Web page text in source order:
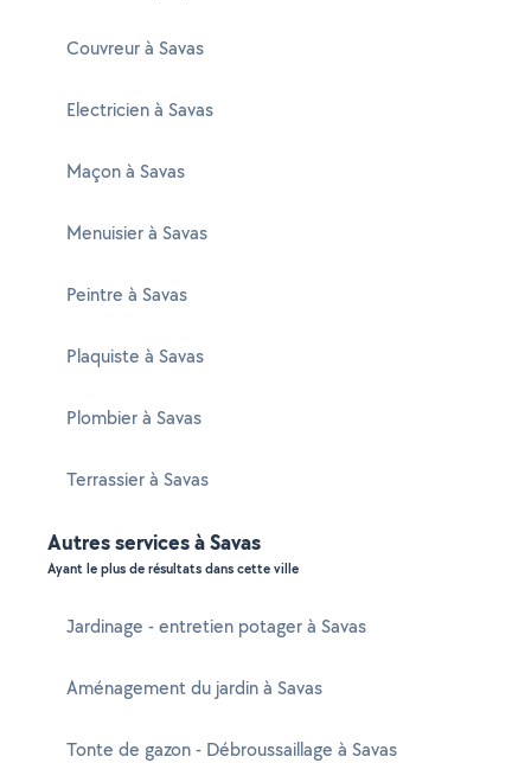
Couvreur à Savas
Electricien à Savas
Maçon à Savas
Menuisier à Savas
Peintre à Savas
Plaquiste à Savas
Plombier à Savas
Terrassier à Savas
Autres services à Savas
Ayant le plus de résultats dans cette ville
Jardinage - entretien potager à Savas
Aménagement du jardin à Savas
Tonte de gazon - Débroussaillage à Savas